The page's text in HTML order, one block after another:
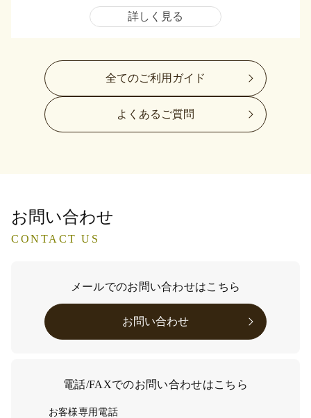
詳しく見る
全てのご利用ガイド
よくあるご質問
お問い合わせ
CONTACT US
メールでのお問い合わせはこちら
お問い合わせ
電話/FAXでのお問い合わせはこちら
お客様専用電話